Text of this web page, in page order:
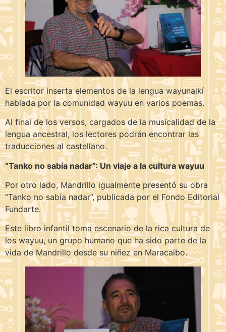
El escritor inserta elementos de la lengua wayunaikí
hablada por la comunidad wayuu en varios poemas.
Al final de los versos, cargados de la musicalidad de la
lengua ancestral, los lectores podrán encontrar las
traducciones al castellano.
“Tanko no sabía nadar”: Un viaje a la cultura wayuu
Por otro lado, Mandrillo igualmente presentó su obra
“Tanko no sabía nadar”, publicada por el Fondo Editorial
Fundarte.
Este libro infantil toma escenario de la rica cultura de
los wayuu, un grupo humano que ha sido parte de la
vida de Mandrillo desde su niñez en Maracaibo.